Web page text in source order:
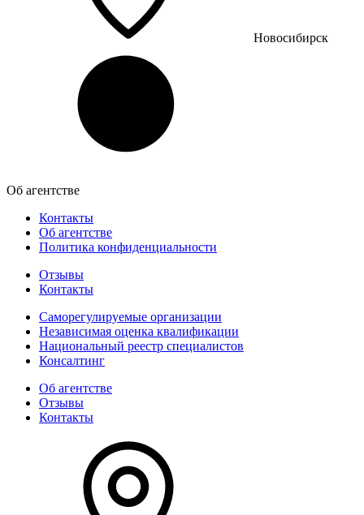
Новосибирск
Об агентстве
Контакты
Об агентстве
Политика конфиденциальности
Отзывы
Контакты
Саморегулируемые организации
Независимая оценка квалификации
Национальный реестр специалистов
Консалтинг
Об агентстве
Отзывы
Контакты